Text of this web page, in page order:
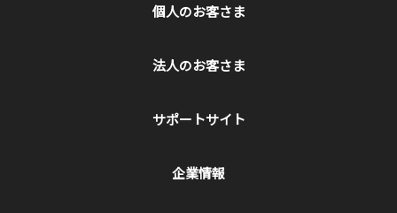
個人のお客さま
法人のお客さま
サポートサイト
企業情報